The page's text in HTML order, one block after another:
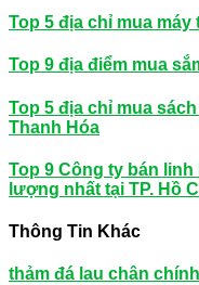
Top 5 địa chỉ mua
Top 9 địa điểm mua
Top 5 địa chỉ mua
Thanh Hóa
Top 9 Công ty bán
lượng nhất tại TP. Hồ
Thông Tin Khác
thảm đá lau chân